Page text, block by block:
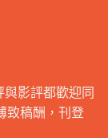
影評都歡迎同
致稿酬，刊登